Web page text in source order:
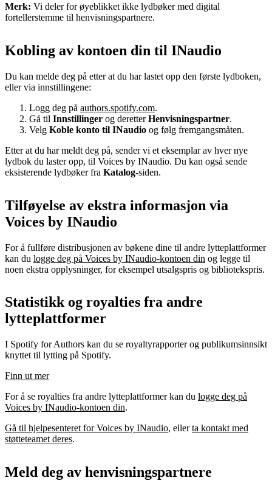
Merk: Vi deler for øyeblikket ikke lydbøker med digital
fortellerstemme til henvisningspartnere.
Kobling av kontoen din til INaudio
Du kan melde deg på etter at du har lastet opp den første lydboken,
eller via innstillingene:
Logg deg på authors.spotify.com.
Gå til Innstillinger og deretterHenvisningspartner.
Velg Koble konto til INaudio og følg fremgangsmåten.
Etter at du har meldt deg på, sender vi et eksemplar av hver nye
lydbok du laster opp, til Voices by INaudio. Du kan også sende
eksisterende lydbøker fra Katalog-siden.
Tilføyelse av ekstra informasjon via
Voices by INaudio
For å fullføre distribusjonen av bøkene dine til andre lytteplattformer
kan du logge deg på Voices by INaudio-kontoen din og legge til
noen ekstra opplysninger, for eksempel utsalgspris og bibliotekspris.
Statistikk og royalties fra andre
lytteplattformer
I Spotify for Authors kan du se royaltyrapporter og publikumsinnsikt
knyttet til lytting på Spotify.
Finn ut mer
For å se royalties fra andre lytteplattformer kan du logge deg på
Voices by INaudio-kontoen din.
Gå til hjelpesenteret for Voices by INaudio, ellerta kontakt med
støtteteamet deres.
Meld deg av henvisningspartnere